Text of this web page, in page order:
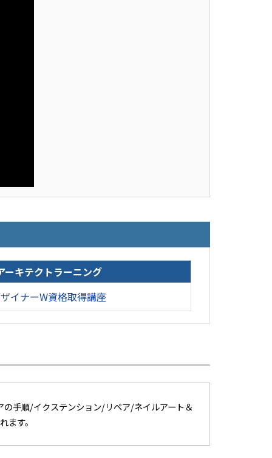
ーキテクトラーニング
イナーW資格取得講座
手順/イクステンション/リペア/ネイルアート＆
ます。